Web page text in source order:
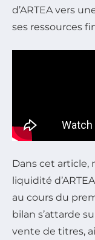
d’ARTEA vers
ses ressources
Dans cet article,
liquidité
au cours du
bilan s’attarde
vente de titres,